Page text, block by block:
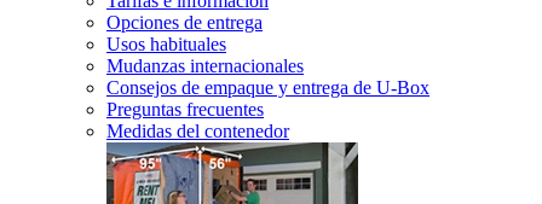
Opciones de entrega
Usos habituales
Mudanzas internacionales
Consejos de empaque y entrega de U-Box
Preguntas frecuentes
Medidas del contenedor